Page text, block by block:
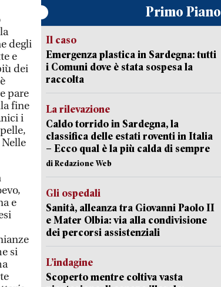
degli
e
dei
pare
fine
i
e
si
Primo Piano
Il caso
Emergenza plastica in Sardegna: tutti
i Comuni dove è stata sospesa la
raccolta
La rilevazione
Caldo torrido in Sardegna, la
classifica delle estati roventi in Italia
– Ecco qual è la più calda di sempre
di Redazione Web
Gli ospedali
Sanità, alleanza tra Giovanni Paolo II
e Mater Olbia: via alla condivisione
dei percorsi assistenziali
L’indagine
Scoperto mentre coltiva vasta